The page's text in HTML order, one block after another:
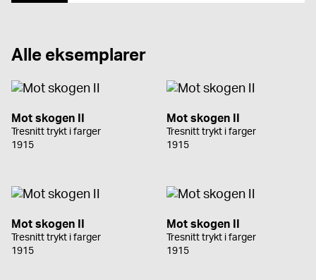
Alle eksemplarer
Mot skogen II
Tresnitt trykt i farger
1915
Mot skogen II
Tresnitt trykt i farger
1915
Mot skogen II
Tresnitt trykt i farger
1915
Mot skogen II
Tresnitt trykt i farger
1915